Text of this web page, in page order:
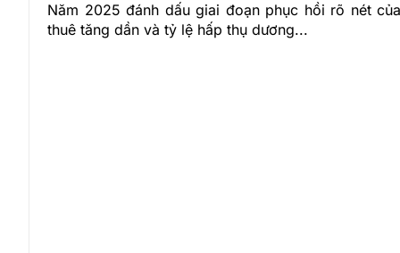
Năm 2025 đánh dấu giai đoạn phục hồi rõ nét
thuê tăng dần và tỷ lệ hấp thụ dương...